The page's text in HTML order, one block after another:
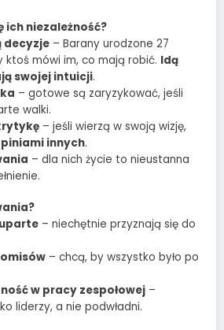
ich niezależność?
decyzje – Barany urodzone 27
ktoś mówi im, co mają robić. Idą
swojej intuicji.
– gotowe są zaryzykować, jeśli
walki.
– jeśli wierzą w swoją wizję,
innych.
– dla nich życie to nieustanna
– niechętnie przyznają się do
– chcą, by wszystko było po
w pracy zespołowej –
liderzy, a nie podwładni.